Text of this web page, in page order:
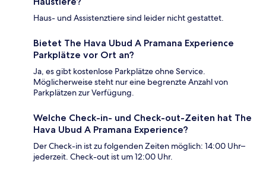
Haus- und Assistenztiere sind leider nicht gestattet.
Bietet The Hava Ubud A Pramana Experience
Parkplätze vor Ort an?
Ja, es gibt kostenlose Parkplätze ohne Service.
Möglicherweise steht nur eine begrenzte Anzahl von
Parkplätzen zur Verfügung.
Welche Check-in- und Check-out-Zeiten hat The
Hava Ubud A Pramana Experience?
Der Check-in ist zu folgenden Zeiten möglich: 14:00 Uhr–
jederzeit. Check-out ist um 12:00 Uhr.